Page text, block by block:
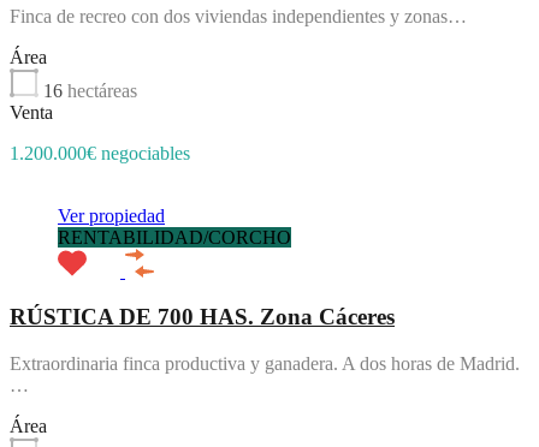
Finca de recreo con dos viviendas independientes y zonas…
Área
16 hectáreas
Venta
1.200.000€ negociables
Ver propiedad
RENTABILIDAD/CORCHO
RÚSTICA DE 700 HAS. Zona Cáceres
Extraordinaria finca productiva y ganadera. A dos horas de Madrid.
…
Área